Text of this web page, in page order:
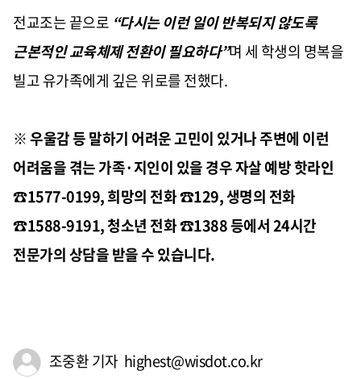
전교조는 끝으로 “다시는 이런 일이 반복되지 않도록
근본적인 교육체제 전환이 필요하다”며 세 학생의 명복을
빌고 유가족에게 깊은 위로를 전했다.
※ 우울감 등 말하기 어려운 고민이 있거나 주변에 이런
어려움을 겪는 가족·지인이 있을 경우 자살 예방 핫라인
☎1577-0199, 희망의 전화 ☎129, 생명의 전화
☎1588-9191, 청소년 전화 ☎1388 등에서 24시간
전문가의 상담을 받을 수 있습니다.
조중환 기자 highest@wisdot.co.kr